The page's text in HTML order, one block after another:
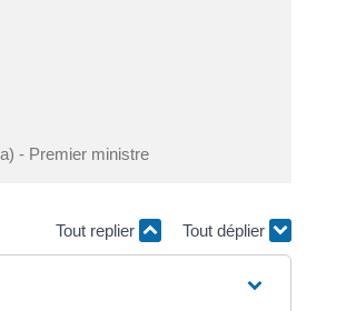
- Premier ministre
Tout replier Tout déplier